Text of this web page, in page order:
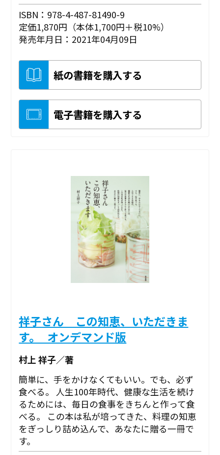
ISBN：978-4-487-81490-9
定価1,870円（本体1,700円＋税10%）
発売年月日：2021年04月09日
紙の書籍を購入する
電子書籍を購入する
祥子さん この知恵、いただきま
す。_オンデマンド版
村上 祥子／著
簡単に、手をかけなくてもいい。でも、必ず
食べる。 人生100年時代、健康な生活を続け
るためには、毎日の食事をきちんと作って食
べる。 この本は私が培ってきた、料理の知恵
をぎっしり詰め込んで、あなたに贈る一冊で
す。